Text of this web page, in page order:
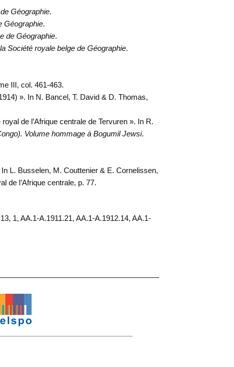
Géographie.
Géographie.
de Géographie.
Société royale belge de Géographie.
III, col. 461-463.
». In N. Bancel, T. David & D. Thomas,
de l’Afrique centrale de Tervuren ». In R.
Volume hommage à Bogumil Jewsi.
L. Busselen, M. Couttenier & E. Cornelissen,
de l’Afrique centrale, p. 77.
1, AA.1-A.1911.21, AA.1-A.1912.14, AA.1-